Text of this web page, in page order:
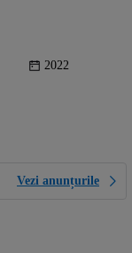
2022
Vezi anunțurile